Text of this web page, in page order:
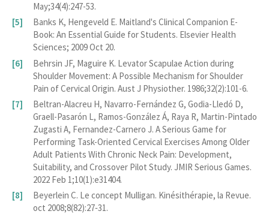
May;34(4):247-53.
Banks K, Hengeveld E. Maitland's Clinical Companion E-
Book: An Essential Guide for Students. Elsevier Health
Sciences; 2009 Oct 20.
Behrsin JF, Maguire K. Levator Scapulae Action during
Shoulder Movement: A Possible Mechanism for Shoulder
Pain of Cervical Origin. Aust J Physiother. 1986;32(2):101-6.
Beltran-Alacreu H, Navarro-Fernández G, Godia-Lledó D,
Graell-Pasarón L, Ramos-González Á, Raya R, Martin-Pintado
Zugasti A, Fernandez-Carnero J. A Serious Game for
Performing Task-Oriented Cervical Exercises Among Older
Adult Patients With Chronic Neck Pain: Development,
Suitability, and Crossover Pilot Study. JMIR Serious Games.
2022 Feb 1;10(1):e31404.
Beyerlein C. Le concept Mulligan. Kinésithérapie, la Revue.
oct 2008;8(82):27‑31.